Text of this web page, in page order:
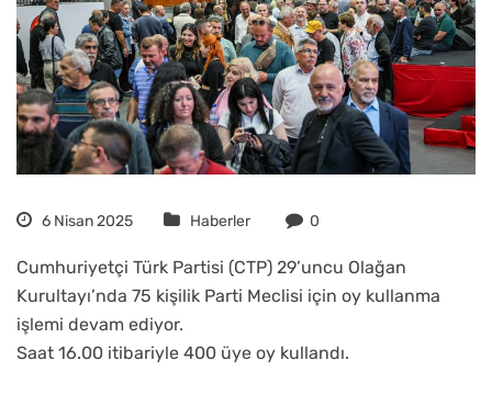
6 Nisan 2025 Haberler 0
Cumhuriyetçi Türk Partisi (CTP) 29’uncu Olağan
Kurultayı’nda 75 kişilik Parti Meclisi için oy kullanma
işlemi devam ediyor.
Saat 16.00 itibariyle 400 üye oy kullandı.